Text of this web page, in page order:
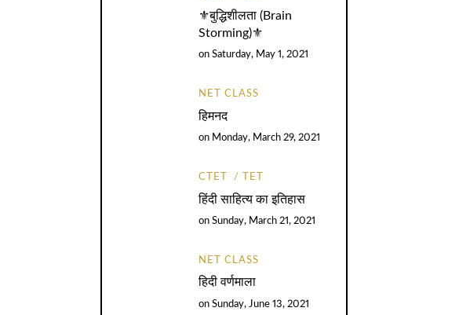
⚜️बुद्धिशीलता (Brain
Storming)⚜️
on Saturday, May 1, 2021
NET CLASS
हिमनद
on Monday, March 29, 2021
CTET TET
हिंदी साहित्य का इतिहास
on Sunday, March 21, 2021
NET CLASS
हिदी वर्णमाला
on Sunday, June 13, 2021